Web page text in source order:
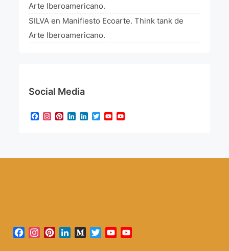
Arte Iberoamericano.
SILVA en Manifiesto Ecoarte. Think tank de
Arte Iberoamericano.
Social Media
Facebook
Instagram
Pinterest
LinkedIn
LinkedIn
TwitterYouTube
Facebook
Instagram
PinterestLinkedInMediumTwitterYouTube